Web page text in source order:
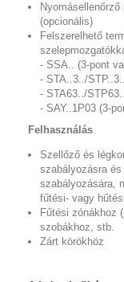
(opcionális)
Felszerelhető
- SSA.. (3-pont
- STA..3../
- STA63../
- SAY..1P03 (3-
Felhasználás
Szellőző és
szabályozásra
szabályozására,
fűtési- vagy
Fűtési zónákhoz
szobákhoz, stb.
Zárt körökhöz